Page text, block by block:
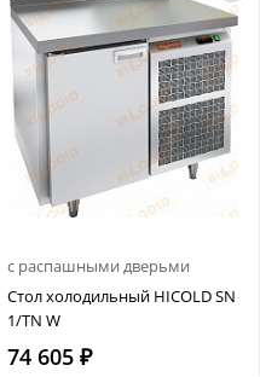
с распашными дверьми
Стол холодильный HICOLD SN
1/TN W
74 605 ₽